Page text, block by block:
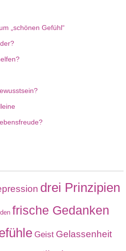
„schönen Gefühl“
drei Prinzipien
frische Gedanken
Geist Gelassenheit